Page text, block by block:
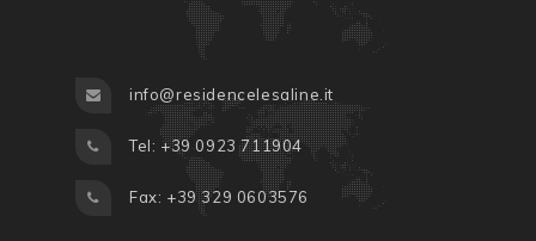
info@residencelesaline.it
Tel: +39 0923 711904
Fax: +39 329 0603576